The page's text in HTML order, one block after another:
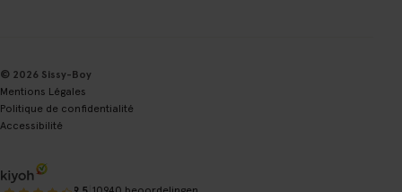
© 2026 Sissy-Boy
Mentions Légales
Politique de confidentialité
Accessibilité